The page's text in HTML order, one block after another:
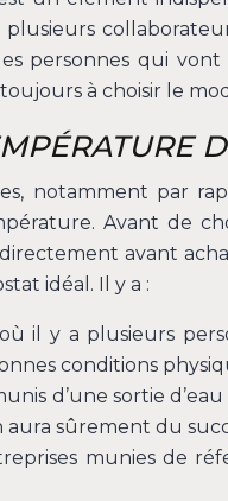
personnes qui
à choisir le
notamment par
Avant de
avant
idéal. Il y a :
il y a plusieurs
conditions
d’une sortie
sûrement du
munies de